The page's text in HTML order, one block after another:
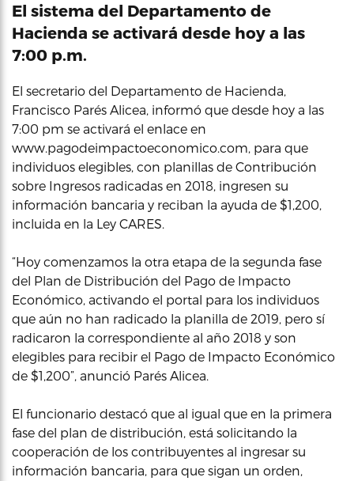
El sistema del Departamento de
Hacienda se activará desde hoy a las
7:00 p.m.
El secretario del Departamento de Hacienda,
Francisco Parés Alicea, informó que desde hoy a las
7:00 pm se activará el enlace en
www.pagodeimpactoeconomico.com, para que
individuos elegibles, con planillas de Contribución
sobre Ingresos radicadas en 2018, ingresen su
información bancaria y reciban la ayuda de $1,200,
incluida en la Ley CARES.
“Hoy comenzamos la otra etapa de la segunda fase
del Plan de Distribución del Pago de Impacto
Económico, activando el portal para los individuos
que aún no han radicado la planilla de 2019, pero sí
radicaron la correspondiente al año 2018 y son
elegibles para recibir el Pago de Impacto Económico
de $1,200”, anunció Parés Alicea.
El funcionario destacó que al igual que en la primera
fase del plan de distribución, está solicitando la
cooperación de los contribuyentes al ingresar su
información bancaria, para que sigan un orden,